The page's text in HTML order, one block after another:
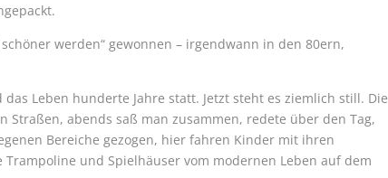
werden“ gewonnen – irgendwann in den 80ern,
Leben hunderte Jahre statt. Jetzt steht es ziemlich still. Die
abends saß man zusammen, redete über den Tag,
Bereiche gezogen, hier fahren Kinder mit ihren
und Spielhäuser vom modernen Leben auf dem